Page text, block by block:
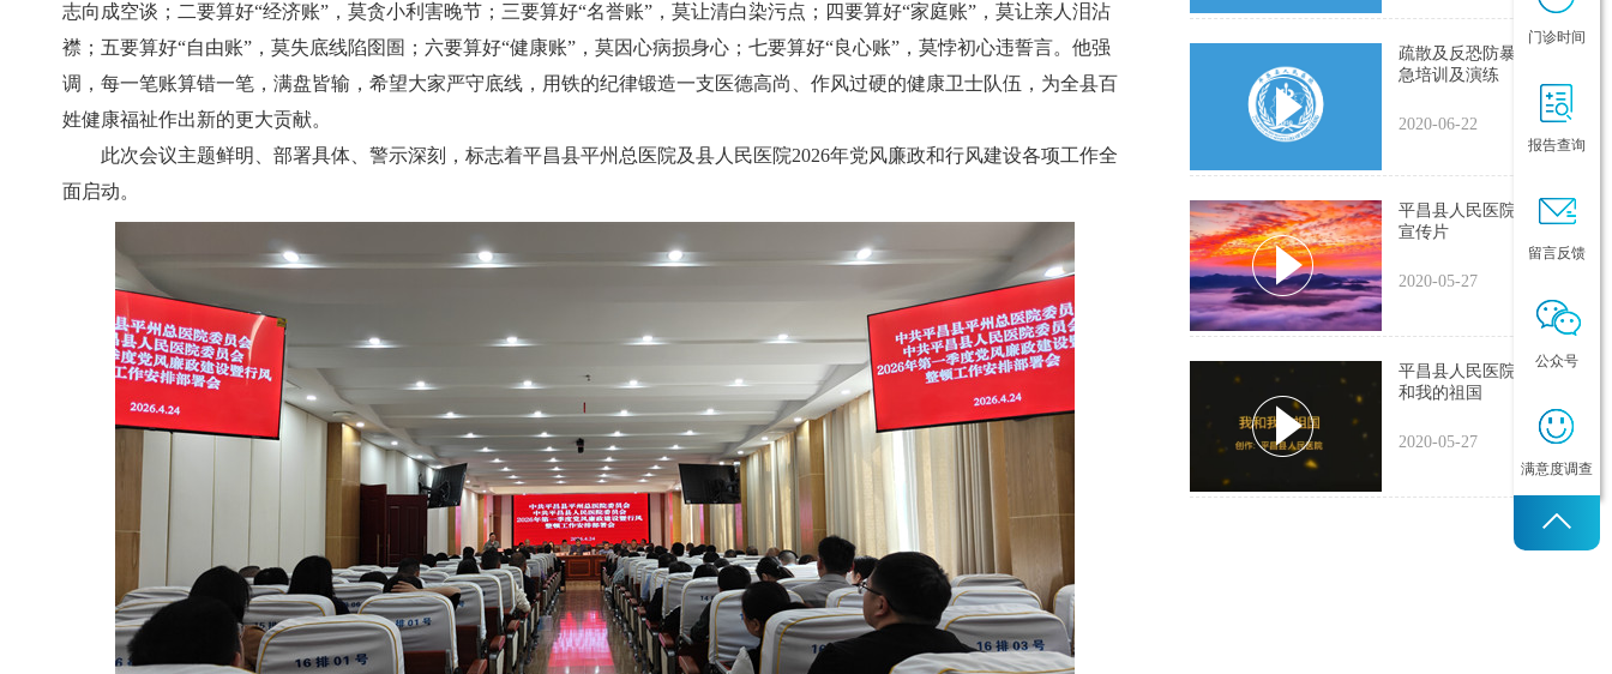
门诊时间
报告查询
留言反馈
公众号
满意度调查
志向成空谈；二要算好“经济账”，莫贪小利害晚节；三要算好“名誉账”，莫让清白染污点；四要算好“家庭账”，莫让亲人泪沾
襟；五要算好“自由账”，莫失底线陷囹圄；六要算好“健康账”，莫因心病损身心；七要算好“良心账”，莫悖初心违誓言。他强
调，每一笔账算错一笔，满盘皆输，希望大家严守底线，用铁的纪律锻造一支医德高尚、作风过硬的健康卫士队伍，为全县百
姓健康福祉作出新的更大贡献。
此次会议主题鲜明、部署具体、警示深刻，标志着平昌县平州总医院及县人民医院2026年党风廉政和行风建设各项工作全
面启动。
疏散及反恐防暴灭火应
急培训及演练
2020-06-22
平昌县人民医院2018年
宣传片
2020-05-27
平昌县人民医院唱响我
和我的祖国
2020-05-27